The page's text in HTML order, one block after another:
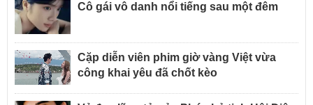
Cô gái vô danh nổi tiếng sau một đêm
Cặp diễn viên phim giờ vàng Việt vừa
công khai yêu đã chốt kèo